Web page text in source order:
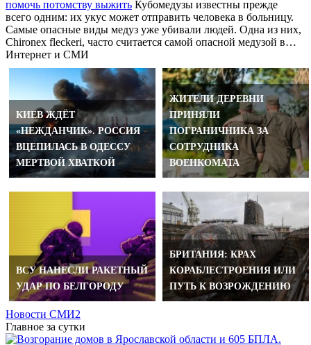
помочь потомству выжить Кубомедузы известны прежде
всего одним: их укус может отправить человека в больницу.
Самые опасные виды медуз уже убивали людей. Одна из них,
Chironex fleckeri, часто считается самой опасной медузой в…
Интернет и СМИ
КИЕВ ЖДЁТ
«НЕЖДАНЧИК». РОССИЯ
ВЦЕПИЛАСЬ В ОДЕССУ
МЕРТВОЙ ХВАТКОЙ
ЖИТЕЛИ ДЕРЕВНИ
ПРИНЯЛИ
ПОГРАНИЧНИКА ЗА
СОТРУДНИКА
ВОЕНКОМАТА
ВСУ НАНЕСЛИ РАКЕТНЫЙ
УДАР ПО БЕЛГОРОДУ
БРИТАНИЯ: КРАХ
КОРАБЛЕСТРОЕНИЯ ИЛИ
ПУТЬ К ВОЗРОЖДЕНИЮ
Новости СМИ2
Главное за сутки